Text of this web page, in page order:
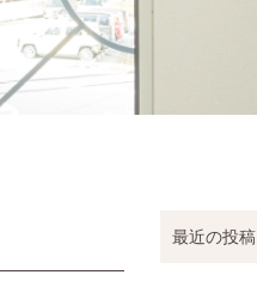
最近の投稿